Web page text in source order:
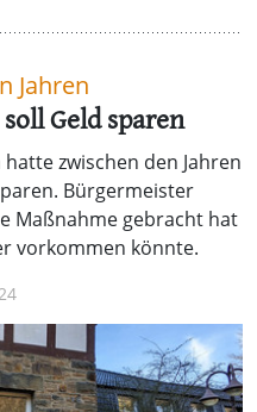
Jahren
Geld sparen
zwischen den Jahren
Bürgermeister
Maßnahme gebracht hat
vorkommen könnte.